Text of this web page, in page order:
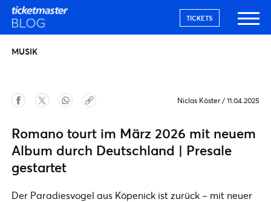
TICKETS
MUSIK
Niclas Köster / 11.04.2025
Romano tourt im März 2026 mit neuem
Album durch Deutschland | Presale
gestartet
Der Paradiesvogel aus Köpenick ist zurück – mit neuer